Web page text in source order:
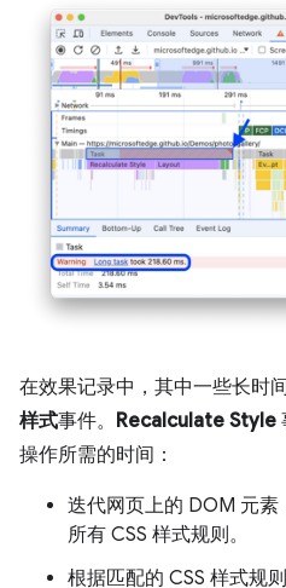
在效果记录中，其中一些长时
样式事件。 Recalculate Style
操作所需的时间：
迭代网页上的 DOM 元
所有 CSS 样式规则。
根据匹配的 CSS 样式规